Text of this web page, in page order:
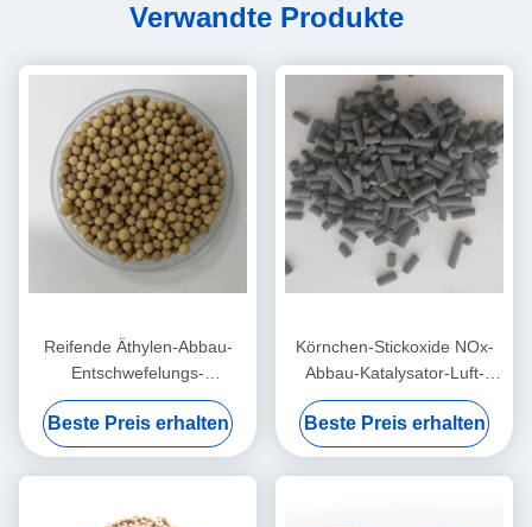
Verwandte Produkte
Reifende Äthylen-Abbau-
Entschwefelungs-
Katalysator-Luft-Reinigungs-
Verzögerungs-Bananen
Beste Preis erhalten
Körnchen-Stickoxide NOx-
Abbau-Katalysator-Luft-
Reinigung für
Reinigungsanlage
Beste Preis erhalten